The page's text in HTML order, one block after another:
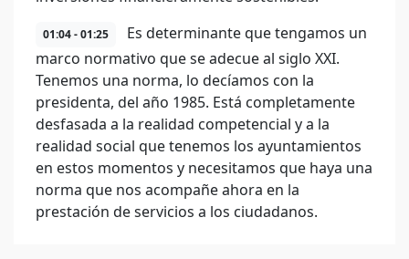
01:04 - 01:25
Es determinante que tengamos un
marco normativo que se adecue al siglo XXI.
Tenemos una norma, lo decíamos con la
presidenta, del año 1985. Está completamente
desfasada a la realidad competencial y a la
realidad social que tenemos los ayuntamientos
en estos momentos y necesitamos que haya una
norma que nos acompañe ahora en la
prestación de servicios a los ciudadanos.